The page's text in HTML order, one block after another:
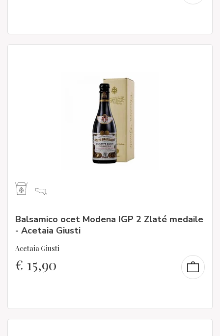
Balsamico ocet Modena IGP 2 Zlaté medaile
- Acetaia Giusti
Acetaia Giusti
€ 15,90